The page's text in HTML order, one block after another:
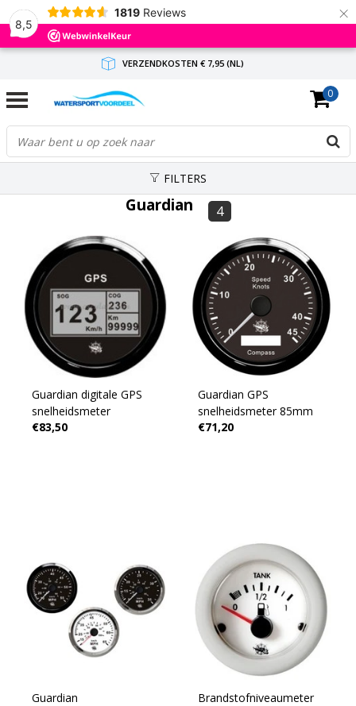
8,5
1819 Reviews ×
VERZENDKOSTEN € 7,95 (NL)
GRATIS VERZENDING(NL) VANAF € 65,-
BINNEN 1-3 WERKDAGEN ANTWOORD
0
FILTERS
Guardian 4
Guardian digitale GPS
snelheidsmeter
€83,50
Guardian GPS
snelheidsmeter 85mm
€71,20
Guardian
Brandstofniveaumeter